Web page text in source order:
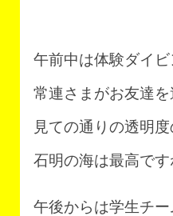
午前中は体験ダイビ
常連さまがお友達
見ての通りの透明度
石明の海は最高です
午後からは学生チー